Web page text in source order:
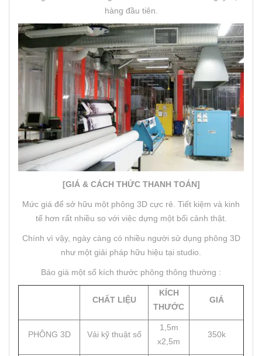
hàng đầu tiên.
[GIÁ & CÁCH THỨC THANH TOÁN]
Mức giá để sở hữu một phông 3D cực rẻ. Tiết kiệm và kinh
tế hơn rất nhiều so với việc dựng một bối cảnh thật.
Chính vì vậy, ngày càng có nhiều người sử dụng phông 3D
như một giải pháp hữu hiệu tại studio.
Báo giá một số kích thước phông thông thường :
CHẤT LIỆU
KÍCH
THƯỚC
GIÁ
PHÔNG 3D Vải kỹ thuật số
1,5m
x2,5m
350k